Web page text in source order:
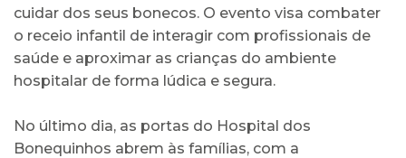
cuidar dos seus bonecos. O evento visa combater
o receio infantil de interagir com profissionais de
saúde e aproximar as crianças do ambiente
hospitalar de forma lúdica e segura.
No último dia, as portas do Hospital dos
Bonequinhos abrem às famílias, com a